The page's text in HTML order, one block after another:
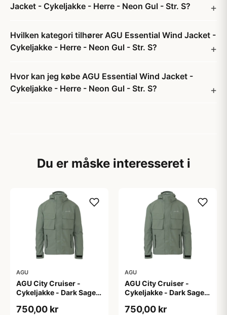
Jacket - Cykeljakke - Herre - Neon Gul - Str. S?
Hvilken kategori tilhører AGU Essential Wind Jacket -
Cykeljakke - Herre - Neon Gul - Str. S?
Hvor kan jeg købe AGU Essential Wind Jacket -
Cykeljakke - Herre - Neon Gul - Str. S?
Du er måske interesseret i
AGU
AGU City Cruiser -
Cykeljakke - Dark Sage -
750,00 kr
AGU
AGU City Cruiser -
Cykeljakke - Dark Sage -
750,00 kr